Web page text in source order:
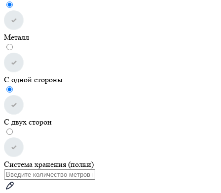
Металл
С одной стороны
С двух сторон
Система хранения (полки)